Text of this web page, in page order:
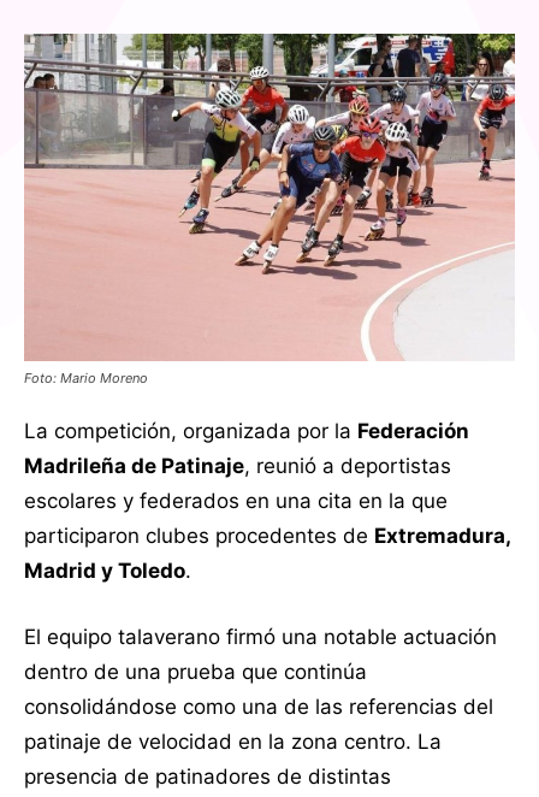
Foto: Mario Moreno
La competición, organizada por la Federación
Madrileña de Patinaje, reunió a deportistas
escolares y federados en una cita en la que
participaron clubes procedentes de Extremadura,
Madrid y Toledo.
El equipo talaverano firmó una notable actuación
dentro de una prueba que continúa
consolidándose como una de las referencias del
patinaje de velocidad en la zona centro. La
presencia de patinadores de distintas